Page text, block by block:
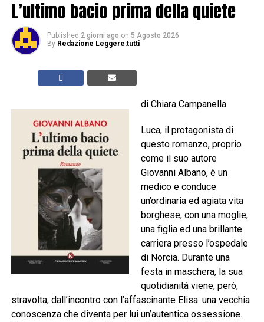
L’ultimo bacio prima della quiete
Published 2 giorni ago on 5 Agosto 2026
By Redazione Leggere:tutti
di Chiara Campanella
Luca, il protagonista di
questo romanzo, proprio
come il suo autore
Giovanni Albano, è un
medico e conduce
un’ordinaria ed agiata vita
borghese, con una moglie,
una figlia ed una brillante
carriera presso l’ospedale
di Norcia. Durante una
festa in maschera, la sua
quotidianità viene, però,
stravolta, dall’incontro con l’affascinante Elisa: una vecchia
conoscenza che diventa per lui un’autentica ossessione.